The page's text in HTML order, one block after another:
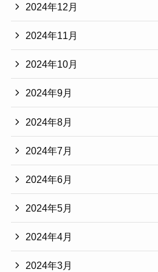
2024年12月
2024年11月
2024年10月
2024年9月
2024年8月
2024年7月
2024年6月
2024年5月
2024年4月
2024年3月